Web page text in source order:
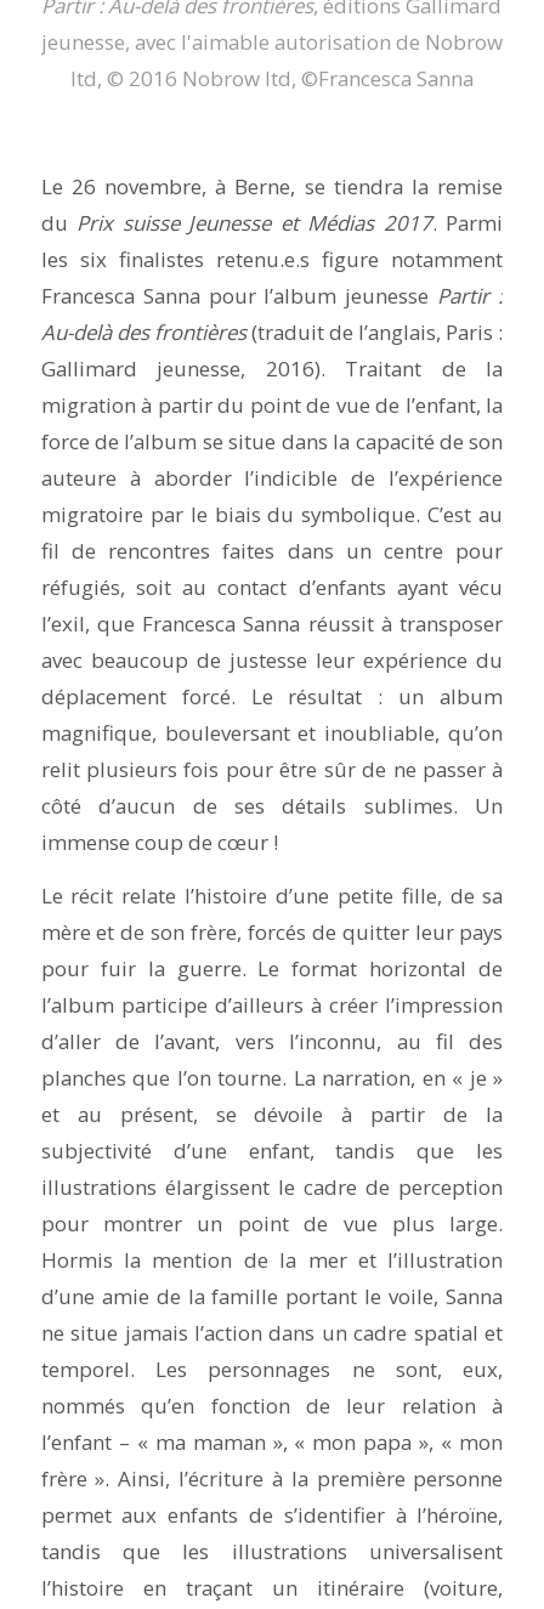
Partir : Au-delà des frontières, éditions Gallimard
jeunesse, avec l'aimable autorisation de Nobrow
ltd, © 2016 Nobrow ltd, ©Francesca Sanna
Le 26 novembre, à Berne, se tiendra la remise
du Prix suisse Jeunesse et Médias 2017. Parmi
les six finalistes retenu.e.s figure notamment
Francesca Sanna pour l’album jeunesse Partir :
Au-delà des frontières(traduit de l’anglais, Paris :
Gallimard jeunesse, 2016). Traitant de la
migration à partir du point de vue de l’enfant, la
force de l’album se situe dans la capacité de son
auteure à aborder l’indicible de l’expérience
migratoire par le biais du symbolique. C’est au
fil de rencontres faites dans un centre pour
réfugiés, soit au contact d’enfants ayant vécu
l’exil, que Francesca Sanna réussit à transposer
avec beaucoup de justesse leur expérience du
déplacement forcé. Le résultat : un album
magnifique, bouleversant et inoubliable, qu’on
relit plusieurs fois pour être sûr de ne passer à
côté d’aucun de ses détails sublimes. Un
immense coup de cœur !
Le récit relate l’histoire d’une petite fille, de sa
mère et de son frère, forcés de quitter leur pays
pour fuir la guerre. Le format horizontal de
l’album participe d’ailleurs à créer l’impression
d’aller de l’avant, vers l’inconnu, au fil des
planches que l’on tourne. La narration, en « je »
et au présent, se dévoile à partir de la
subjectivité d’une enfant, tandis que les
illustrations élargissent le cadre de perception
pour montrer un point de vue plus large.
Hormis la mention de la mer et l’illustration
d’une amie de la famille portant le voile, Sanna
ne situe jamais l’action dans un cadre spatial et
temporel. Les personnages ne sont, eux,
nommés qu’en fonction de leur relation à
l’enfant – « ma maman », « mon papa », « mon
frère ». Ainsi, l’écriture à la première personne
permet aux enfants de s’identifier à l’héroïne,
tandis que les illustrations universalisent
l’histoire en traçant un itinéraire (voiture,